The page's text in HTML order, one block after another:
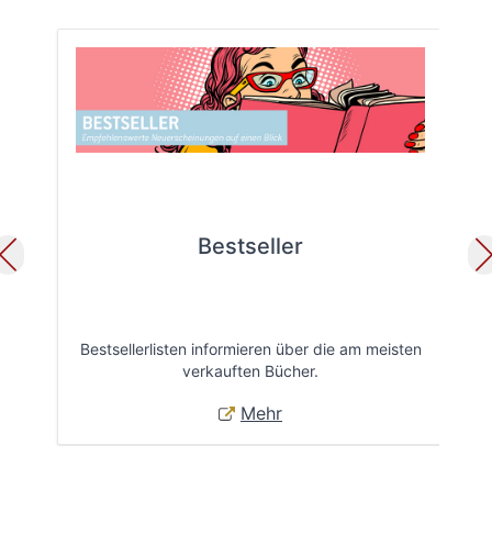
Bestseller
Bestsellerlisten informieren über die am meisten
verkauften Bücher.
Mehr